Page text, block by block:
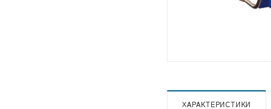
ХАРАКТЕРИСТИКИ